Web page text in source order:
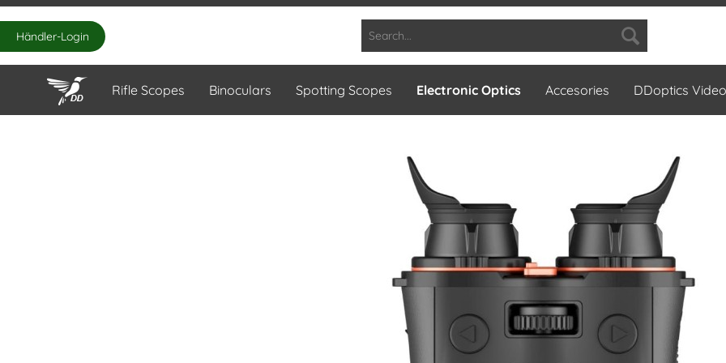
Händler-Login
Rifle Scopes Binoculars Spotting Scopes Electronic Optics Accesories DDoptics Video